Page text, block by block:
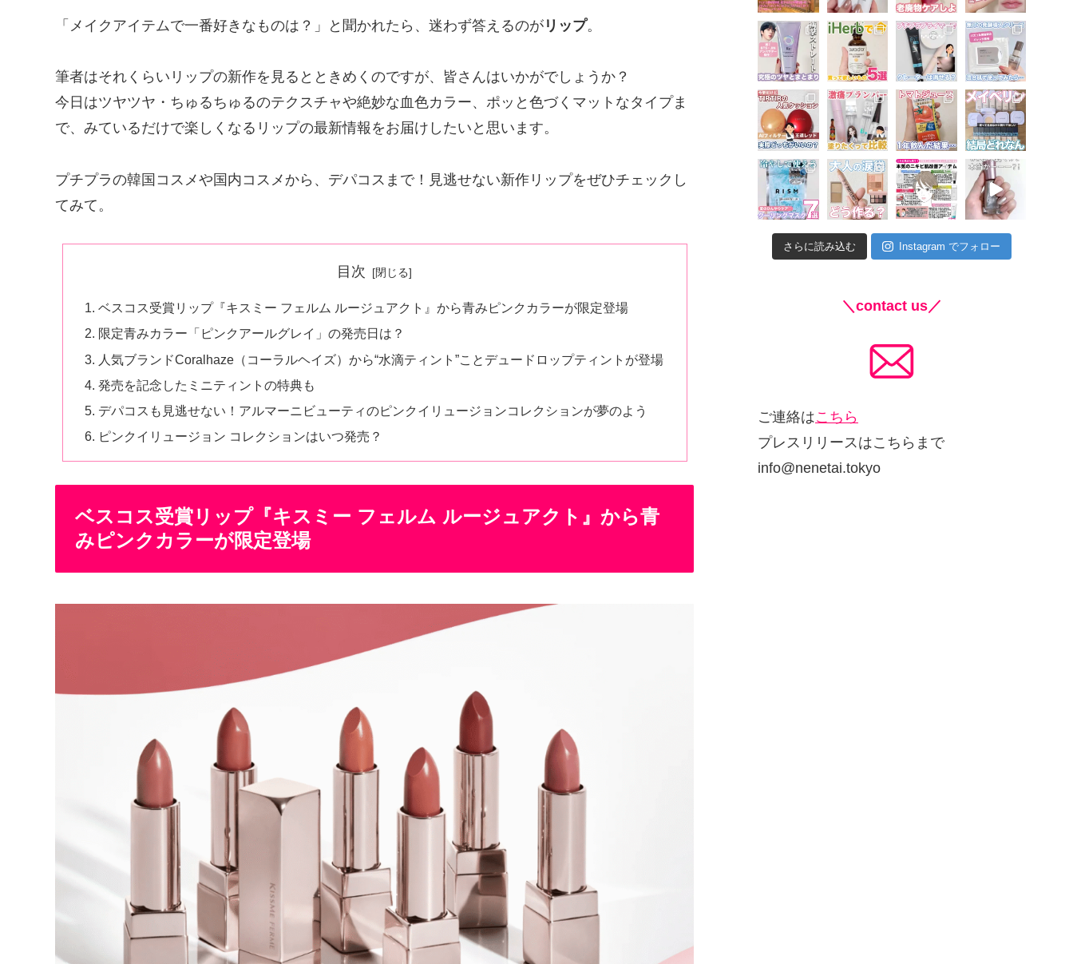
「メイクアイテムで一番好きなものは？」と聞かれたら、迷わず答えるのが リップ。
筆者はそれくらいリップの新作を見るとときめくのですが、皆さんはいかがでしょうか？
今日はツヤツヤ・ちゅるちゅるのテクスチャや絶妙な血色カラー、ポッと色づくマットなタイプま
で、みているだけで楽しくなるリップの最新情報をお届けしたいと思います。
プチプラの韓国コスメや国内コスメから、デパコスまで！見逃せない新作リップをぜひチェックし
てみて。
目次
ベスコス受賞リップ『キスミー フェルム ルージュアクト』から青みピンクカラーが限定登場
限定青みカラー「ピンクアールグレイ」の発売日は？
人気ブランドCoralhaze（コーラルヘイズ）から“水滴ティント”ことデュードロップティントが登場
発売を記念したミニティントの特典も
デパコスも見逃せない！アルマーニビューティのピンクイリュージョンコレクションが夢のよう
ピンクイリュージョン コレクションはいつ発売？
ベスコス受賞リップ『キスミー フェルム ルージュアクト』から青
みピンクカラーが限定登場
さらに読み込む Instagram でフォロー
＼contact us／
ご連絡はこちら
プレスリリースはこちらまで
info@nenetai.tokyo